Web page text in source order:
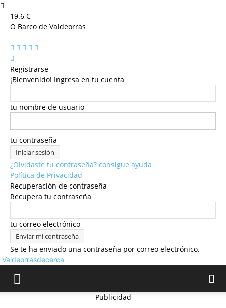
19.6 C
O Barco de Valdeorras
Registrarse
¡Bienvenido! Ingresa en tu cuenta
tu nombre de usuario
tu contraseña
¿Olvidaste tu contraseña? consigue ayuda
Política de Privacidad
Recuperación de contraseña
Recupera tu contraseña
tu correo electrónico
Se te ha enviado una contraseña por correo electrónico.
Valdeorrasdecerca
Publicidad